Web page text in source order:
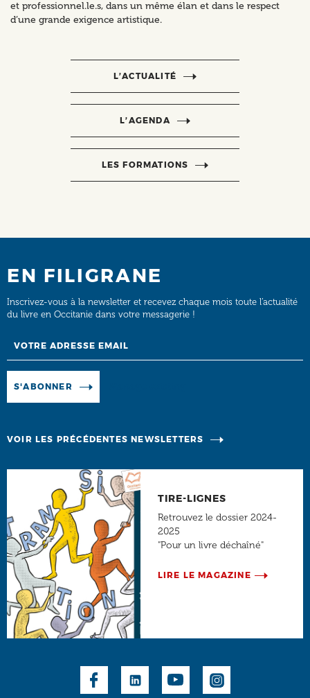
et professionnel.le.s, dans un même élan et dans le respect
d’une grande exigence artistique.
L’ACTUALITÉ
L’AGENDA
LES FORMATIONS
EN FILIGRANE
Inscrivez-vous à la newsletter et recevez chaque mois toute l’actualité
du livre en Occitanie dans votre messagerie !
S'ABONNER
VOIR LES PRÉCÉDENTES NEWSLETTERS
TIRE-LIGNES
Retrouvez le dossier 2024-
2025
"Pour un livre déchaîné"
LIRE LE MAGAZINE